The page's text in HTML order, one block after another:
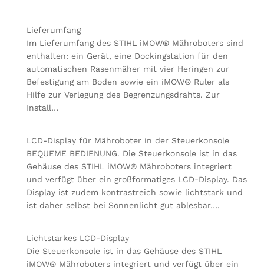
Lieferumfang
Im Lieferumfang des STIHL iMOW® Mähroboters sind
enthalten: ein Gerät, eine Dockingstation für den
automatischen Rasenmäher mit vier Heringen zur
Befestigung am Boden sowie ein iMOW® Ruler als
Hilfe zur Verlegung des Begrenzungsdrahts. Zur
Install…
LCD-Display für Mähroboter in der Steuerkonsole
BEQUEME BEDIENUNG. Die Steuerkonsole ist in das
Gehäuse des STIHL iMOW® Mähroboters integriert
und verfügt über ein großformatiges LCD-Display. Das
Display ist zudem kontrastreich sowie lichtstark und
ist daher selbst bei Sonnenlicht gut ablesbar….
Lichtstarkes LCD-Display
Die Steuerkonsole ist in das Gehäuse des STIHL
iMOW® Mähroboters integriert und verfügt über ein